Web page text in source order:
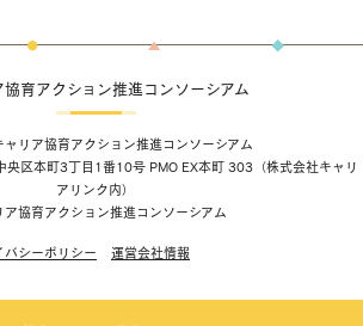
協育アクション推進コンソーシアム
ャリア協育アクション推進コンソーシアム
区本町3丁目1番10号 PMO EX本町 303（株式会社キャリ
アリンク内）
ア協育アクション推進コンソーシアム
バシーポリシー 運営会社情報